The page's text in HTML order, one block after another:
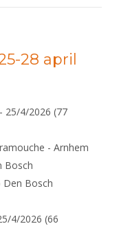
28 april
25/4/2026 (77
- Arnhem
Bosch
Bosch
4/2026 (66